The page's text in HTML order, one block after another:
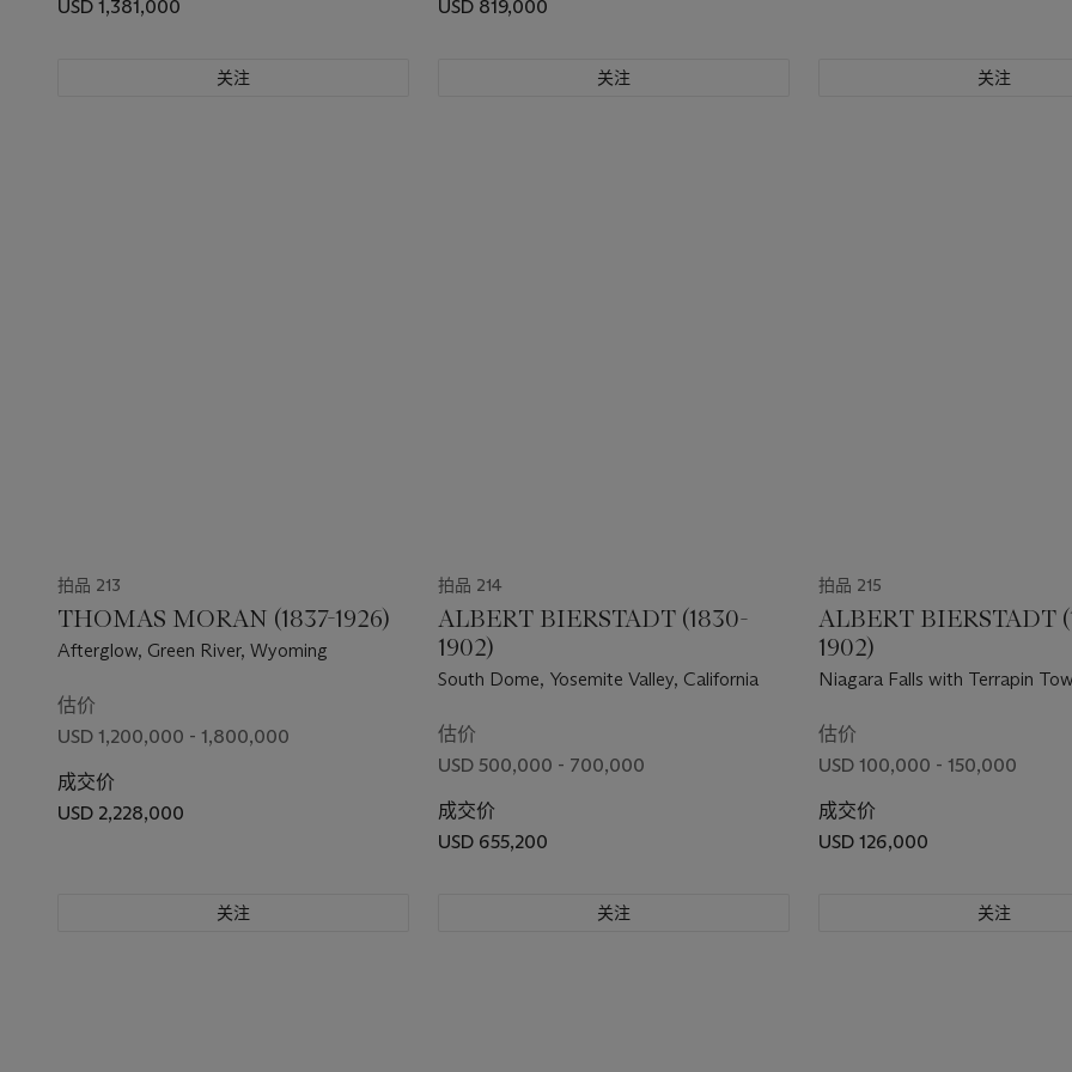
USD 1,381,000
关注
USD 819,000
关注 关注
拍品 213
THOMAS MORAN (1837-1926)
Afterglow, Green River, Wyoming
估价
USD 1,200,000 - 1,800,000
成交价
USD 2,228,000
关注
拍品 214
ALBERT BIERSTADT (1830-
1902)
South Dome, Yosemite Valley, California
估价
USD 500,000 - 700,000
成交价
USD 655,200
关注
拍品 215
ALBERT BIERSTADT
1902)
Niagara Falls with Terrapin
估价
USD 100,000 - 150,000
成交价
USD 126,000
关注